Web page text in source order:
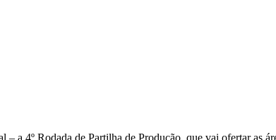
a 4º Rodada de Partilha de Produção, que vai ofertar as